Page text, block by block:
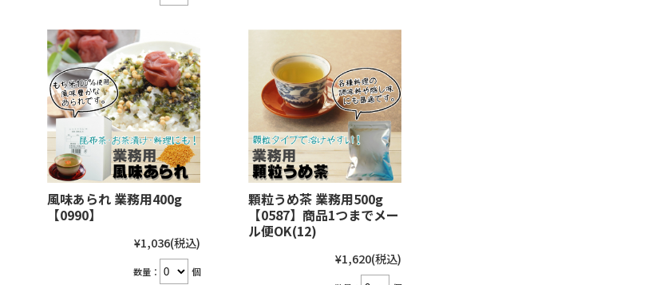
風味あられ 業務用400g
【0990】
¥1,036(税込)
数量： 個
顆粒うめ茶 業務用500g
【0587】商品1つまでメー
ル便OK(12)
¥1,620(税込)